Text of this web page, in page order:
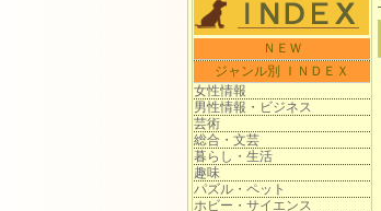
ＮＥＷ
ジャンル別 ＩＮＤＥＸ
女性情報
男性情報・ビジネス
芸術
総合・文芸
暮らし・生活
趣味
パズル・ペット
ホビー・サイエンス